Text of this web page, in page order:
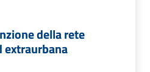
della rete
extraurbana